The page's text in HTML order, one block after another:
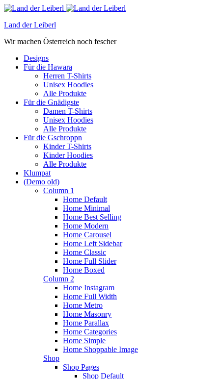
Land der Leiberl
Wir machen Österreich noch fescher
Designs
Für die Hawara
Herren T-Shirts
Unisex Hoodies
Alle Produkte
Für die Gnädigste
Damen T-Shirts
Unisex Hoodies
Alle Produkte
Für die Gschroppn
Kinder T-Shirts
Kinder Hoodies
Alle Produkte
Klumpat
(Demo old)
Column 1
Home Default
Home Minimal
Home Best Selling
Home Modern
Home Carousel
Home Left Sidebar
Home Classic
Home Full Slider
Home Boxed
Column 2
Home Instagram
Home Full Width
Home Metro
Home Masonry
Home Parallax
Home Categories
Home Simple
Home Shoppable Image
Shop
Shop Pages
Shop Default